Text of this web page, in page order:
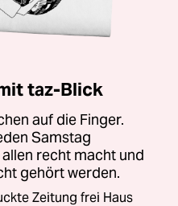
taz-Blick
auf die Finger.
Samstag
recht macht und
gehört werden.
Zeitung frei Haus